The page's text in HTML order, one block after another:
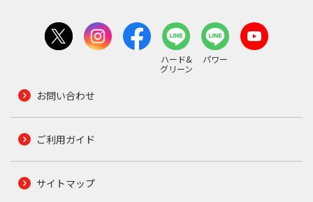
ハード&
グリーン
パワー
お問い合わせ
ご利用ガイド
サイトマップ